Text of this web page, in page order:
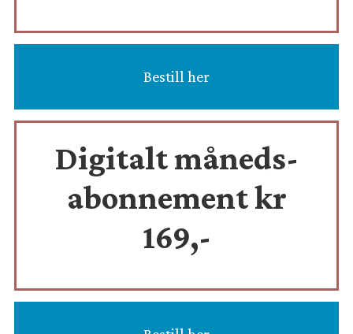
Bestill her
Digitalt måneds-
abonnement kr
169,-